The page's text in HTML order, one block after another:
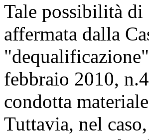
Tale possibilità
affermata dalla
febbraio 2010,
condotta
Tuttavia, nel